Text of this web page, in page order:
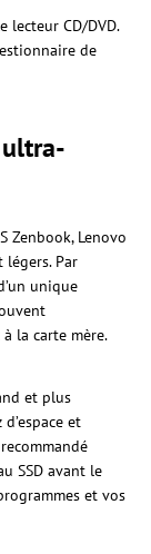
lecteur CD/DVD.
de
ultra-
Zenbook, Lenovo
légers. Par
unique
la carte mère.
et plus
et
SSD avant le
et vos